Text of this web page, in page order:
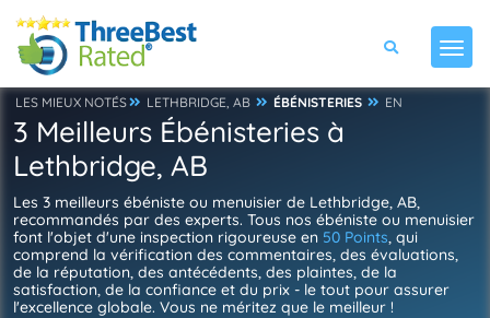
LES MIEUX NOTÉS LETHBRIDGE, AB ÉBÉNISTERIES EN
3 Meilleurs Ébénisteries à
Lethbridge, AB
Les 3 meilleurs ébéniste ou menuisier de Lethbridge, AB,
recommandés par des experts. Tous nos ébéniste ou menuisier
font l'objet d'une inspection rigoureuse en 50 Points, qui
comprend la vérification des commentaires, des évaluations,
de la réputation, des antécédents, des plaintes, de la
satisfaction, de la confiance et du prix - le tout pour assurer
l'excellence globale. Vous ne méritez que le meilleur !